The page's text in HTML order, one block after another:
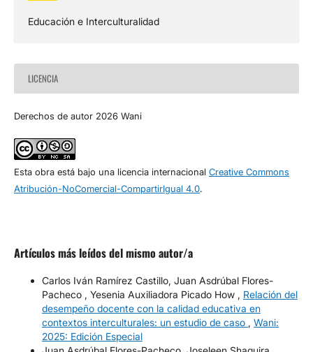
Educación e Interculturalidad
LICENCIA
Derechos de autor 2026 Wani
Esta obra está bajo una licencia internacional Creative Commons
Atribución-NoComercial-CompartirIgual 4.0.
Artículos más leídos del mismo autor/a
Carlos Iván Ramírez Castillo, Juan Asdrúbal Flores-
Pacheco , Yesenia Auxiliadora Picado How , Relación del
desempeño docente con la calidad educativa en
contextos interculturales: un estudio de caso , Wani:
2025: Edición Especial